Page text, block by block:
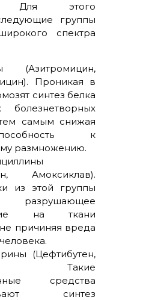
Для этого
группы
спектра
(Азитромицин,
Проникая в
синтез белка
болезнетворных
самым снижая
к
размножению.
Амоксиклав).
из этой группы
разрушающее
на ткани
причиняя вреда
(Цефтибутен,
Такие
средства
синтез